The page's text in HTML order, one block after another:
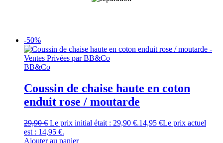
-50%
BB&Co
Coussin de chaise haute en coton
enduit rose / moutarde
29,90€ Le prix initial était : 29,90 €.14,95 €Le prix actuel
est : 14,95 €.
Ajouter au panier